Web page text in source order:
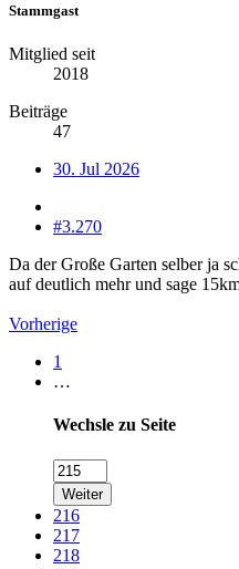
Stammgast
Mitglied seit
2018
Beiträge
47
30. Jul 2026
#3.270
Da der Große Garten selber ja
auf deutlich mehr und sage
Vorherige
1
…
Wechsle zu Seite
Weiter
216
217
218